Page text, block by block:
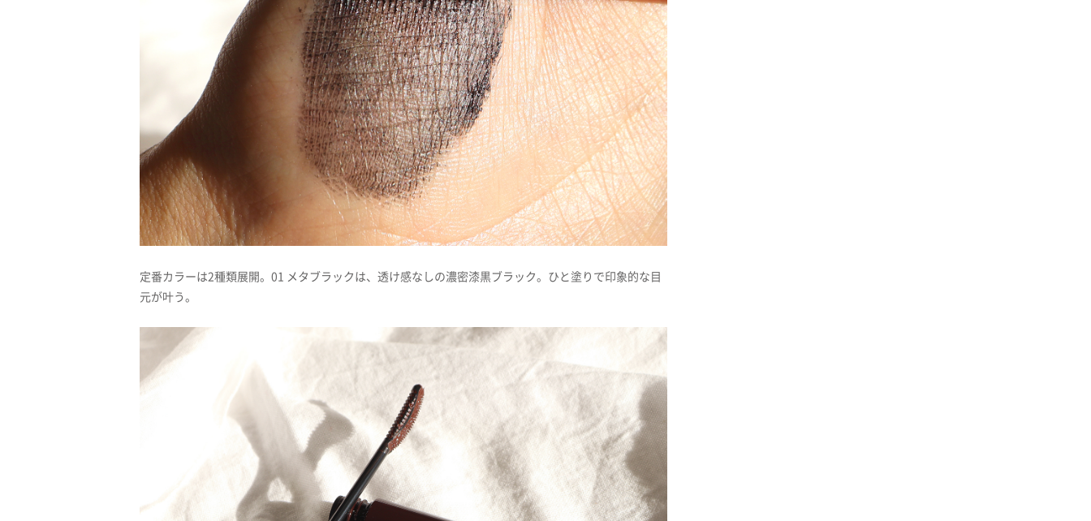
定番カラーは2種類展開。01 メタブラックは、透け感なしの濃密漆黒ブラック。ひと塗りで印象的な目
元が叶う。